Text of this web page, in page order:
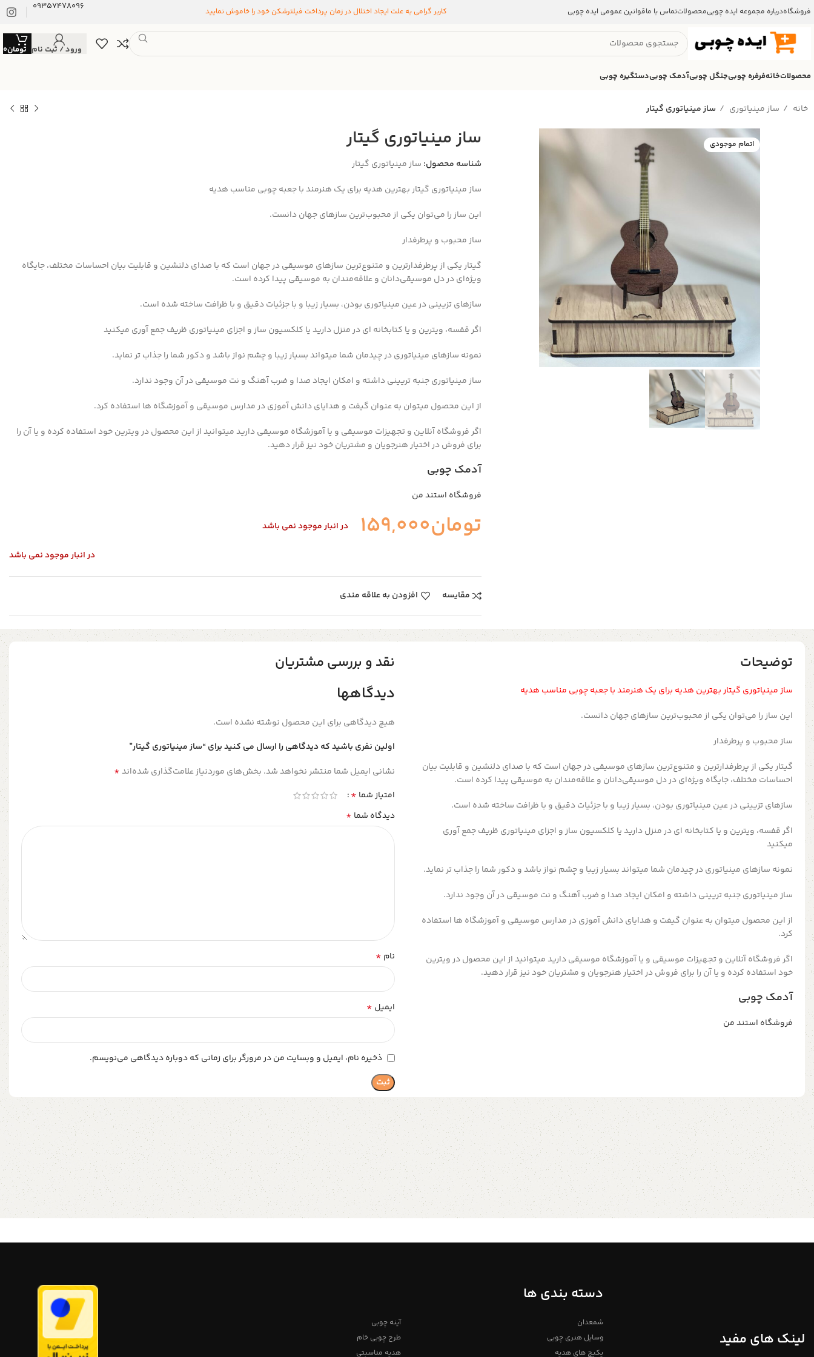
فروشگاهدرباره مجموعه ایده چوبیمحصولاتتماس با ماقوانین عمومی ایده چوبی کاربر گرامی به علت ایجاد اختلال در زمان پرداخت فیلترشکن خود را خاموش نمایید 09357478096
ورود / ثبت نام تومان0
محصولاتخانهفرفره چوبیجنگل چوبیآدمک چوبیدستگیره چوبی
خانه ساز مینیاتوری ساز مینیاتوری گیتار
اتمام موجودی ساز مینیاتوری گیتار
شناسه محصول: ساز مینیاتوری گیتار
ساز مینیاتوری گیتار بهترین هدیه برای یک هنرمند با جعبه چوبی مناسب هدیه
این ساز را می‌توان یکی از محبوب‌ترین سازهای جهان دانست.
ساز محبوب و پرطرفدار
گیتار یکی از پرطرفدارترین و متنوع‌ترین سازهای موسیقی در جهان است که با صدای دلنشین و قابلیت بیان احساسات مختلف، جایگاه
ویژه‌ای در دل موسیقی‌دانان و علاقه‌مندان به موسیقی پیدا کرده است.
سازهای تزیینی در عین مینیاتوری بودن، بسیار زیبا و با جزئیات دقیق و با ظرافت ساخته شده است.
اگر قفسه، ویترین و یا کتابخانه ای در منزل دارید یا کلکسیون ساز و اجزای مینیاتوری ظریف جمع آوری میکنید
نمونه سازهای مینیاتوری در چیدمان شما میتواند بسیار زیبا و چشم نواز باشد و دکور شما را جذاب تر نماید.
ساز مینیاتوری جنبه تریینی داشته و امکان ایجاد صدا و ضرب آهنگ و نت موسیقی در آن وجود ندارد.
از این محصول میتوان به عنوان گیفت و هدایای دانش آموزی در مدارس موسیقی و آموزشگاه ها استفاده کرد.
اگر فروشگاه آنلاین و تجهیزات موسیقی و یا آموزشگاه موسیقی دارید میتوانید از این محصول در ویترین خود استفاده کرده و یا آن را
برای فروش در اختیار هنرجویان و مشتریان خود نیز قرار دهید.
آدمک چوبی
فروشگاه استند من
تومان159,000 در انبار موجود نمی باشد
در انبار موجود نمی باشد
مقایسه افزودن به علاقه مندی
توضیحات
ساز مینیاتوری گیتار بهترین هدیه برای یک هنرمند با جعبه چوبی مناسب هدیه
این ساز را می‌توان یکی از محبوب‌ترین سازهای جهان دانست.
ساز محبوب و پرطرفدار
گیتار یکی از پرطرفدارترین و متنوع‌ترین سازهای موسیقی در جهان است که با صدای دلنشین و قابلیت بیان
احساسات مختلف، جایگاه ویژه‌ای در دل موسیقی‌دانان و علاقه‌مندان به موسیقی پیدا کرده است.
سازهای تزیینی در عین مینیاتوری بودن، بسیار زیبا و با جزئیات دقیق و با ظرافت ساخته شده است.
اگر قفسه، ویترین و یا کتابخانه ای در منزل دارید یا کلکسیون ساز و اجزای مینیاتوری ظریف جمع آوری
میکنید
نمونه سازهای مینیاتوری در چیدمان شما میتواند بسیار زیبا و چشم نواز باشد و دکور شما را جذاب تر نماید.
ساز مینیاتوری جنبه تریینی داشته و امکان ایجاد صدا و ضرب آهنگ و نت موسیقی در آن وجود ندارد.
از این محصول میتوان به عنوان گیفت و هدایای دانش آموزی در مدارس موسیقی و آموزشگاه ها استفاده
کرد.
اگر فروشگاه آنلاین و تجهیزات موسیقی و یا آموزشگاه موسیقی دارید میتوانید از این محصول در ویترین
خود استفاده کرده و یا آن را برای فروش در اختیار هنرجویان و مشتریان خود نیز قرار دهید.
آدمک چوبی
فروشگاه استند من
نقد و بررسی مشتریان
دیدگاهها
هیچ دیدگاهی برای این محصول نوشته نشده است.
اولین نفری باشید که دیدگاهی را ارسال می کنید برای “ساز مینیاتوری گیتار”
نشانی ایمیل شما منتشر نخواهد شد. بخش‌های موردنیاز علامت‌گذاری شده‌اند*
امتیاز شما *
دیدگاه شما *
نام *
ایمیل *
ذخیره نام، ایمیل و وبسایت من در مرورگر برای زمانی که دوباره دیدگاهی می‌نویسم.
لینک های مفید
دسته بندی ها
شمعدان
وسایل هنری چوبی
پکیج های هدیه
آینه چوبی
طرح چوبی خام
هدیه مناسبتی